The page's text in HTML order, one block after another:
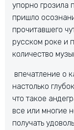
упорно грозила
пришло
прочитавшего
русском роке и
количество
впечатление о
настолько
что такое
все или многие
получать